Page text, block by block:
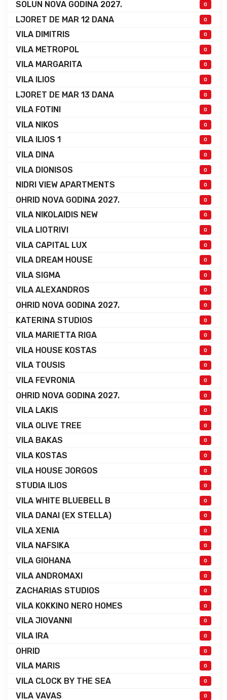
SOLUN NOVA GODINA 2027. 0
LJORET DE MAR 12 DANA 0
VILA DIMITRIS 0
VILA METROPOL 0
VILA MARGARITA 0
VILA ILIOS 0
LJORET DE MAR 13 DANA 0
VILA FOTINI 0
VILA NIKOS 0
VILA ILIOS 1 0
VILA DINA 0
VILA DIONISOS 0
NIDRI VIEW APARTMENTS 0
OHRID NOVA GODINA 2027. 0
VILA NIKOLAIDIS NEW 0
VILA LIOTRIVI 0
VILA CAPITAL LUX 0
VILA DREAM HOUSE 0
VILA SIGMA 0
VILA ALEXANDROS 0
OHRID NOVA GODINA 2027. 0
KATERINA STUDIOS 0
VILA MARIETTA RIGA 0
VILA HOUSE KOSTAS 0
VILA TOUSIS 0
VILA FEVRONIA 0
OHRID NOVA GODINA 2027. 0
VILA LAKIS 0
VILA OLIVE TREE 0
VILA BAKAS 0
VILA KOSTAS 0
VILA HOUSE JORGOS 0
STUDIA ILIOS 0
VILA WHITE BLUEBELL B 0
VILA DANAI (EX STELLA) 0
VILA XENIA 0
VILA NAFSIKA 0
VILA GIOHANA 0
VILA ANDROMAXI 0
ZACHARIAS STUDIOS 0
VILA KOKKINO NERO HOMES 0
VILA JIOVANNI 0
VILA IRA 0
OHRID 0
VILA MARIS 0
VILA CLOCK BY THE SEA 0
VILA VAVAS 0